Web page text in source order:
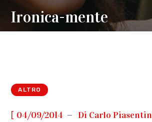
Ironica-mente
ALTRO
[ 04/09/2014 Di Carlo Piasentin